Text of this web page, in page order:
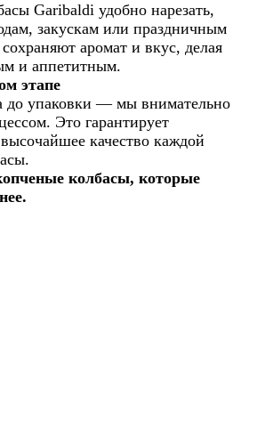
Garibaldi удобно нарезать,
закускам или праздничным
аромат и вкус, делая
и аппетитным.
этапе
до упаковки — мы внимательно
Это гарантирует
качество каждой
колбасы, которые